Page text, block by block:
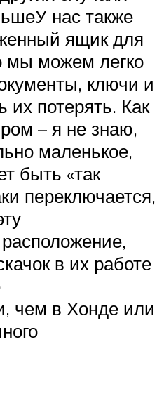
нас также
ящик для
мы можем легко
ключи и
их потерять. Как
– я не знаю,
маленькое,
быть «так
переключается,
в их работе
чем в Хонде или